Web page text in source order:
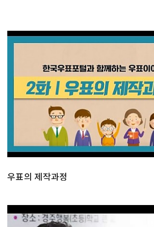
우표의 제작과정